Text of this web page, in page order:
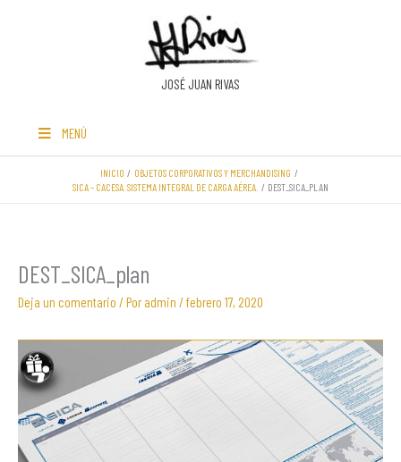
JOSÉ JUAN RIVAS
MENÚ
INICIO
OBJETOS CORPORATIVOS Y MERCHANDISING
SICA – CACESA. SISTEMA INTEGRAL DE CARGA AÉREA.
DEST_SICA_PLAN
DEST_SICA_plan
Deja un comentario / Poradmin /febrero 17, 2020